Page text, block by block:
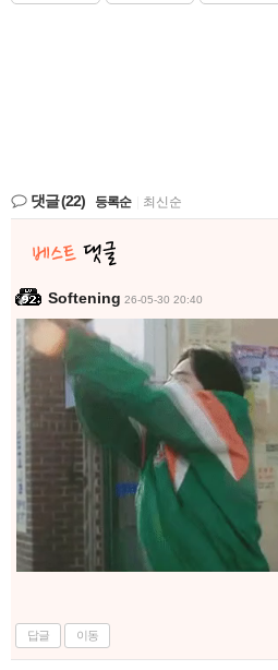
댓글(22) 등록순 최신순
Softening 26-05-30 20:40
답글 이동